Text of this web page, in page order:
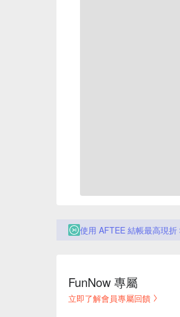
使用 AFTEE 結帳最高現折
FunNow 專屬
立即了解會員專屬回饋